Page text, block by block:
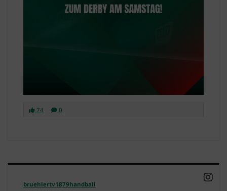
74 0
bruehlertv1879handball